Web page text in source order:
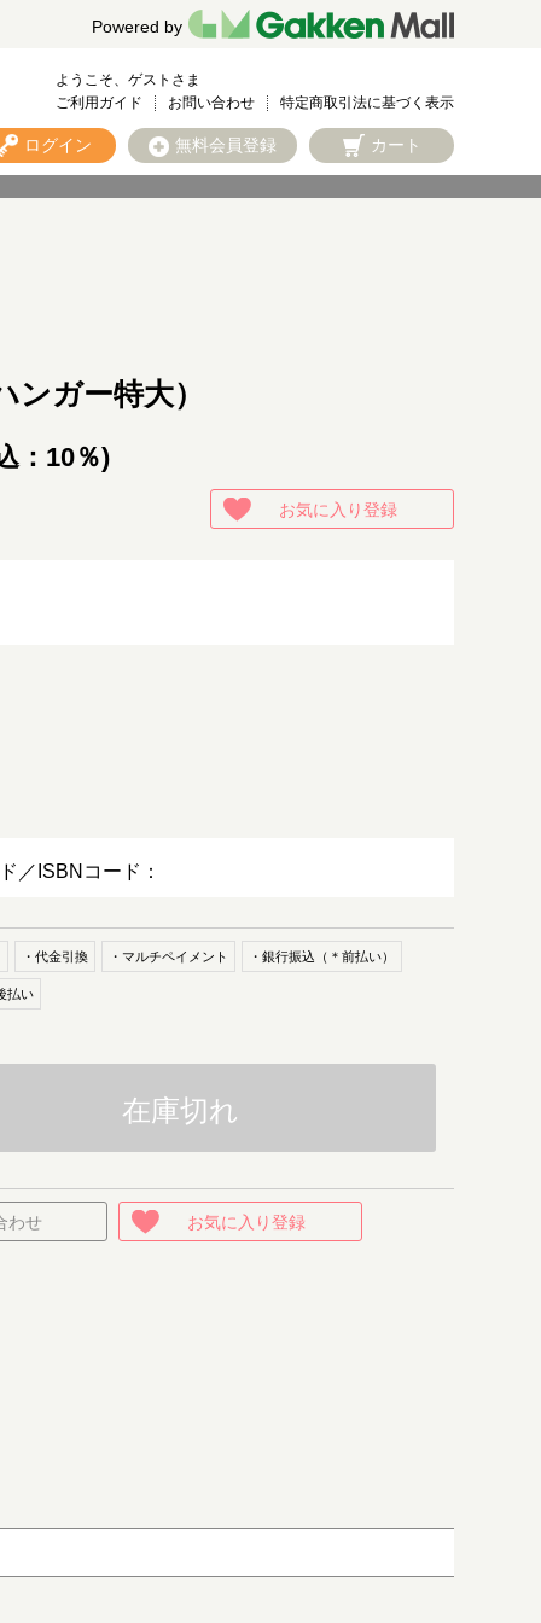
Powered by
ようこそ、ゲストさま
ご利用ガイド
お問い合わせ 特定商取引法に基づく表示
ログイン 無料会員登録 カート
ガー特大）
：10％)
お気に入り登録
／ISBNコード：
・代金引換 ・マルチペイメント ・銀行振込（＊前払い）
払い
在庫切れ
わせ お気に入り登録